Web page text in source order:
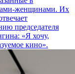
женщинами. Их
председателя
«Я хочу,
кино».